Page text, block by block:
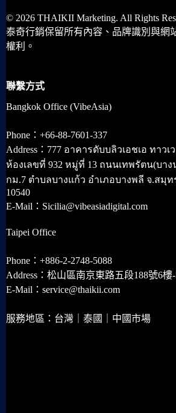
© 2026 THAIKII Marketing. All Rights
泰奇行銷保留所有內容、品牌識別與網
權利。
聯繫方式
Bangkok Office (VibeAsia)
Phone：+66-88-7601-337
Address：777 อาคารดับบลิวเอชเอ ทาว
ห้องเลขที่ 932 หมู่ที่ 13 ถนนเทพรัตน(บาง
กม.7 ตำบลบางแก้ว อำเภอบางพลี จ.สมุท
10540
E-Mail：Sicilia@vibeasiadigital.com
Taipei Office
Phone：+886-2-2748-5088
Address：松山區南京東路五段188號6樓
E-Mail：service@thaikii.com
服務地區：台灣｜泰國｜中國市場